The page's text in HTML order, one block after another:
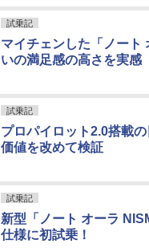
試乗記
マイチェンした「ノート
いの満足感の高さを実感
試乗記
プロパイロット2.0搭載
価値を改めて検証
試乗記
新型「ノート オーラ
仕様に初試乗！